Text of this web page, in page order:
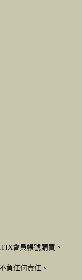
會員帳號購買。
負任何責任。